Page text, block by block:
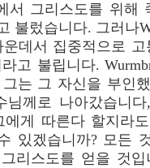
서 그리스도를 위해
불렀습니다. 그러나
데서 집중적으로 고
고 불립니다.
는 그 자신을 부인
님께로 나아갔습니
에게 따른다 할지라
있겠습니까? 모든
리스도를 얻을 것입